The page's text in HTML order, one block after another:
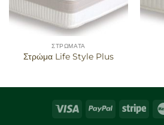
ΣΤΡΏΜΑΤΑ
Στρώμα Life Style Plus